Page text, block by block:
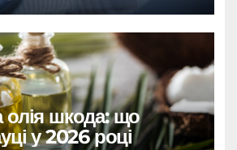
шкода: що
у 2026 році